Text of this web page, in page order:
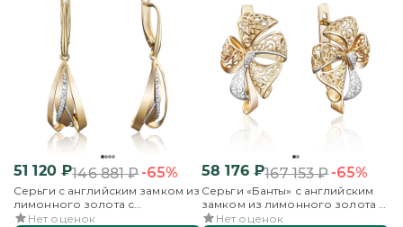
51 120₽146 881₽-65%
Серьги с английским замком из
лимонного золота с
фианитами
Нет оценок
58 176₽167 153₽-65%
Серьги «Банты» с английским
замком из лимонного золота с
фианитами
Нет оценок